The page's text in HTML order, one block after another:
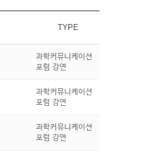
TYPE
과학커뮤니케이션
포럼 강연
과학커뮤니케이션
포럼 강연
과학커뮤니케이션
포럼 강연